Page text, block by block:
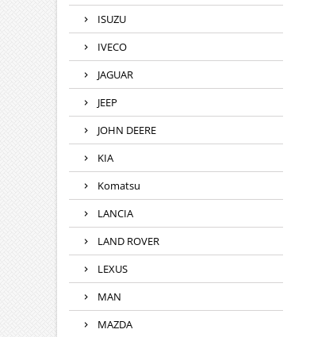
ISUZU
IVECO
JAGUAR
JEEP
JOHN DEERE
KIA
Komatsu
LANCIA
LAND ROVER
LEXUS
MAN
MAZDA